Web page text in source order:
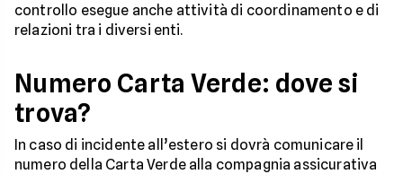
controllo esegue anche attività di coordinamento e di
relazioni tra i diversi enti.
Numero Carta Verde: dove si
trova?
In caso di incidente all’estero si dovrà comunicare il
numero della Carta Verde alla compagnia assicurativa